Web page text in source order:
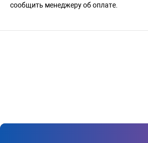
сообщить менеджеру об оплате.